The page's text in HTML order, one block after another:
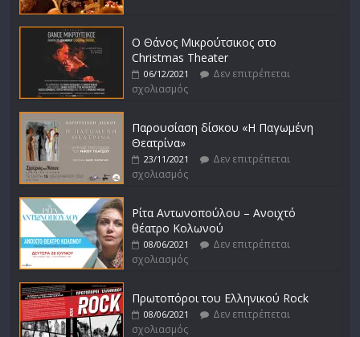
Ο Θάνος Μικρούτσικος στο
Christmas Theater
06/12/2021
Δεν επιτρέπεται
σχολιασμός
Παρουσίαση δίσκου «Η Παγωμένη
Θεατρίνα»
23/11/2021
Δεν επιτρέπεται
σχολιασμός
Ρίτα Αντωνοπούλου – Ανοιχτό
θέατρο Κολωνού
08/06/2021
Δεν επιτρέπεται
σχολιασμός
Πρωτοπόροι του Ελληνικού Rock
08/06/2021
Δεν επιτρέπεται
σχολιασμός